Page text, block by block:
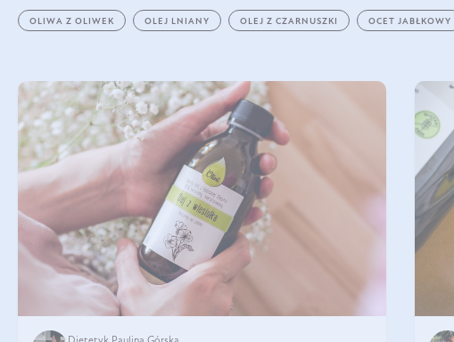
OLIWA Z OLIWEK OLEJ LNIANY OLEJ Z CZARNUSZKI OCET JABŁKOWY